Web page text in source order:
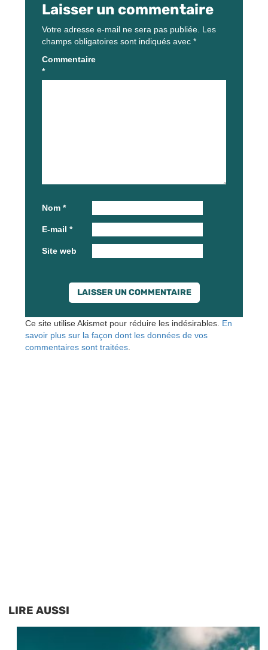
Laisser un commentaire
Votre adresse e-mail ne sera pas publiée. Les
champs obligatoires sont indiqués avec *
Commentaire
*
Nom *
E-mail *
Site web
Ce site utilise Akismet pour réduire les indésirables. En
savoir plus sur la façon dont les données de vos
commentaires sont traitées
LIRE AUSSI